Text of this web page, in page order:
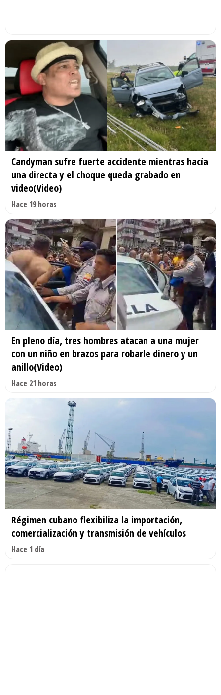
Candyman sufre fuerte accidente mientras hacía
una directa y el choque queda grabado en
video(Video)
Hace 19 horas
En pleno día, tres hombres atacan a una mujer
con un niño en brazos para robarle dinero y un
anillo(Video)
Hace 21 horas
Régimen cubano flexibiliza la importación,
comercialización y transmisión de vehículos
Hace 1 día